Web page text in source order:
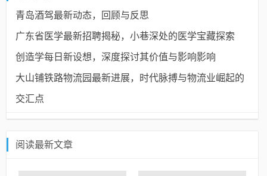
青岛酒驾最新动态，回顾与反思
广东省医学最新招聘揭秘，小巷深处的医学宝藏探索
创造学每日新设想，深度探讨其价值与影响影响
大山铺铁路物流园最新进展，时代脉搏与物流业崛起的
交汇点
阅读最新文章